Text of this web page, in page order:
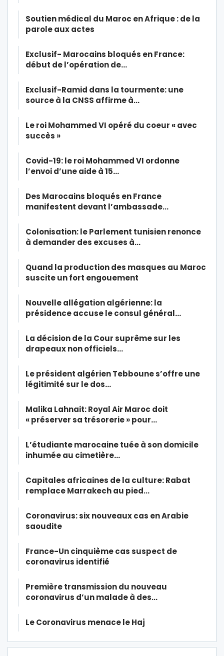
Soutien médical du Maroc en Afrique : de la
parole aux actes
Exclusif- Marocains bloqués en France:
début de l’opération de…
Exclusif-Ramid dans la tourmente: une
source à la CNSS affirme à…
Le roi Mohammed VI opéré du coeur « avec
succès »
Covid-19: le roi Mohammed VI ordonne
l’envoi d’une aide à 15…
Des Marocains bloqués en France
manifestent devant l’ambassade…
Colonisation: le Parlement tunisien renonce
à demander des excuses à…
Quand la production des masques au Maroc
suscite un fort engouement
Nouvelle allégation algérienne: la
présidence accuse le consul général…
La décision de la Cour suprême sur les
drapeaux non officiels…
Le président algérien Tebboune s’offre une
légitimité sur le dos…
Malika Lahnait: Royal Air Maroc doit
« préserver sa trésorerie » pour…
L’étudiante marocaine tuée à son domicile
inhumée au cimetière…
Capitales africaines de la culture: Rabat
remplace Marrakech au pied…
Coronavirus: six nouveaux cas en Arabie
saoudite
France-Un cinquième cas suspect de
coronavirus identifié
Première transmission du nouveau
coronavirus d’un malade à des…
Le Coronavirus menace le Haj